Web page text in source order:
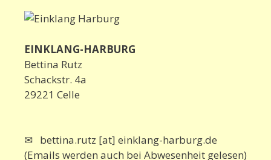
EINKLANG-HARBURG
Bettina Rutz
Schackstr. 4a
29221 Celle
✉ bettina.rutz [at] einklang-harburg.de
(Emails werden auch bei Abwesenheit gelesen)